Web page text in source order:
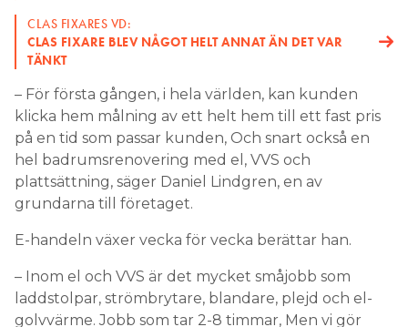
CLAS FIXARES VD:
CLAS FIXARE BLEV NÅGOT HELT ANNAT ÄN DET VAR
TÄNKT
– För första gången, i hela världen, kan kunden
klicka hem målning av ett helt hem till ett fast pris
på en tid som passar kunden, Och snart också en
hel badrumsrenovering med el, VVS och
plattsättning, säger Daniel Lindgren, en av
grundarna till företaget.
E-handeln växer vecka för vecka berättar han.
– Inom el och VVS är det mycket småjobb som
laddstolpar, strömbrytare, blandare, plejd och el-
golvvärme. Jobb som tar 2-8 timmar, Men vi gör